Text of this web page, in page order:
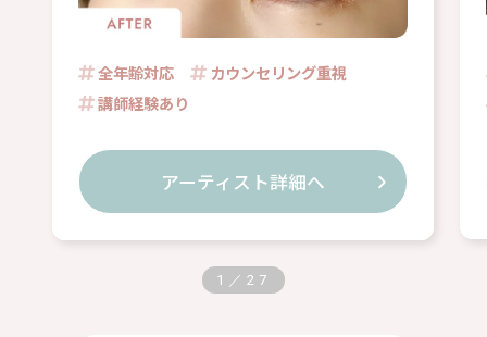
全年齢対応
カウンセリング重視
講師経験あり
アーティスト詳細へ
1 ／ 27